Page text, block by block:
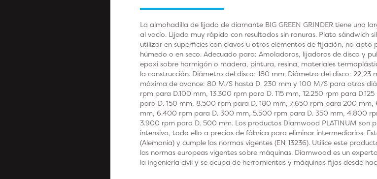
La almohadilla de lijado de diamante BIG GREEN GRINDER tiene una
al vacío. Lijado muy rápido con resultados sin ranuras. Plato sándwich
utilizar en superficies con clavos u otros elementos de fijación, no apto
húmedo o en seco. Adecuado para: Amoladoras, lijadoras de disco y
epoxi sobre hormigón o madera, pintura, resina, materiales
la construcción. Diámetro del disco: 180 mm. Diámetro del disco: 22,23
máxima de avance: 80 M/S hasta D. 230 mm y 100 M/S para otros
rpm para D.100 mm, 13.300 rpm para D. 115 mm, 12.250 rpm para
para D. 150 mm, 8.500 rpm para D. 180 mm, 7.650 rpm para 200
mm, 6.400 rpm para D. 300 mm, 5.500 rpm para D. 350 mm, 4.800
3.900 rpm para D. 500 mm. Los productos Diamwood PLATINUM
intensivo, todo ello a precios de fábrica para eliminar intermediarios.
(Alemania) y cumple las normas vigentes (EN 13236). Utilice este
las normas europeas vigentes sobre máquinas. Diamwood es un
la ingeniería civil y se ocupa de herramientas y máquinas fijas desde